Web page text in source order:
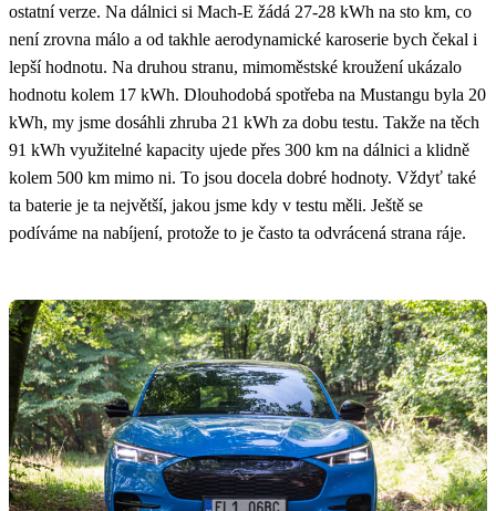
ostatní verze. Na dálnici si Mach-E žádá 27-28 kWh na sto km, co
není zrovna málo a od takhle aerodynamické karoserie bych čekal i
lepší hodnotu. Na druhou stranu, mimoměstské kroužení ukázalo
hodnotu kolem 17 kWh. Dlouhodobá spotřeba na Mustangu byla 20
kWh, my jsme dosáhli zhruba 21 kWh za dobu testu. Takže na těch
91 kWh využitelné kapacity ujede přes 300 km na dálnici a klidně
kolem 500 km mimo ni. To jsou docela dobré hodnoty. Vždyť také
ta baterie je ta největší, jakou jsme kdy v testu měli. Ještě se
podíváme na nabíjení, protože to je často ta odvrácená strana ráje.